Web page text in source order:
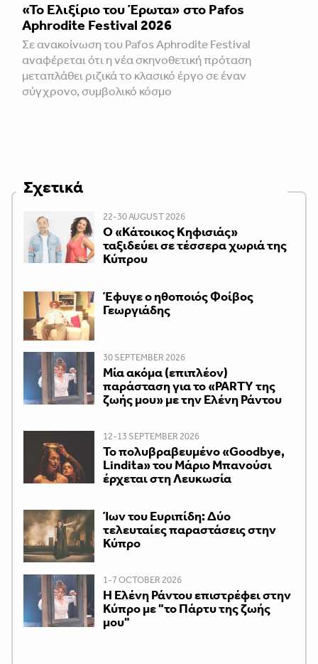
«Το Ελιξίριο του Έρωτα» στο Pafos
Aphrodite Festival 2026
Σε ανακοίνωση του Pafos Aphrodite Festival
αναφέρεται ότι η νέα σκηνοθετική πρόταση
μεταπλάθει ριζικά το κλασικό έργο σε έναν
σύγχρονο, συμβολικό κόσμο
Σχετικά
22-30 AUGUST 2026
Ο «Κάτοικος Κηφισιάς»
ταξιδεύει σε τέσσερα χωριά της
Κύπρου
Έφυγε ο ηθοποιός Φοίβος
Γεωργιάδης
30 SEPTEMBER 2026
Μία ακόμα (επιπλέον)
παράσταση για το «PARTY της
ζωής μου» με την Ελένη Ράντου
12-13 SEPTEMBER 2026
Το πολυβραβευμένο «Goodbye,
Lindita» του Μάριο Μπανούσι
έρχεται στη Λευκωσία
Ίων του Ευριπίδη: Δύο
τελευταίες παραστάσεις στην
Κύπρο
1-7 OCTOBER 2026
H Ελένη Ράντου επιστρέφει στην
Κύπρο με "το Πάρτυ της ζωής
μου"